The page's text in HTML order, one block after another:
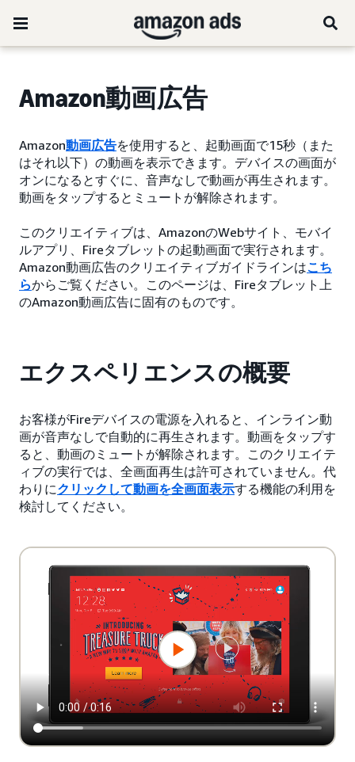
Amazon動画広告
Amazon動画広告を使用すると、起動画面で15秒（また
はそれ以下）の動画を表示できます。デバイスの画面が
オンになるとすぐに、音声なしで動画が再生されます。
動画をタップするとミュートが解除されます。
このクリエイティブは、AmazonのWebサイト、モバイ
ルアプリ、Fireタブレットの起動画面で実行されます。
Amazon動画広告のクリエイティブガイドラインはこち
らからご覧ください。このページは、Fireタブレット上
のAmazon動画広告に固有のものです。
エクスペリエンスの概要
お客様がFireデバイスの電源を入れると、インライン動
画が音声なしで自動的に再生されます。動画をタップす
ると、動画のミュートが解除されます。このクリエイテ
ィブの実行では、全画面再生は許可されていません。代
わりにクリックして動画を全画面表示する機能の利用を
検討してください。